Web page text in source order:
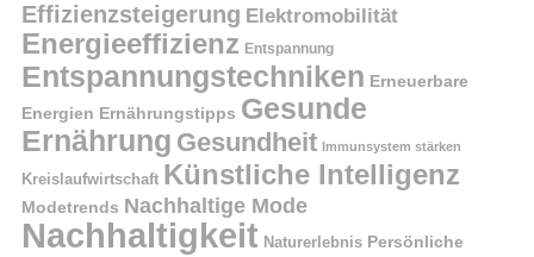
Effizienzsteigerung Elektromobilität
Energieeffizienz Entspannung
Entspannungstechniken Erneuerbare
Energien Ernährungstipps Gesunde
Ernährung Gesundheit Immunsystem stärken
Kreislaufwirtschaft Künstliche Intelligenz
Modetrends Nachhaltige Mode
Nachhaltigkeit Naturerlebnis Persönliche